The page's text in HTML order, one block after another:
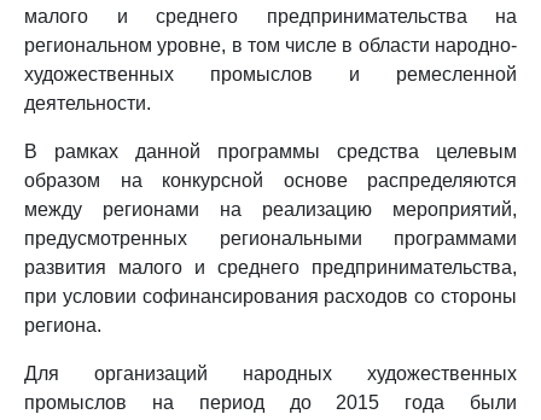
малого и среднего предпринимательства на
региональном уровне, в том числе в области народно-
художественных промыслов и ремесленной
деятельности.
В рамках данной программы средства целевым
образом на конкурсной основе распределяются
между регионами на реализацию мероприятий,
предусмотренных региональными программами
развития малого и среднего предпринимательства,
при условии софинансирования расходов со стороны
региона.
Для организаций народных художественных
промыслов на период до 2015 года были